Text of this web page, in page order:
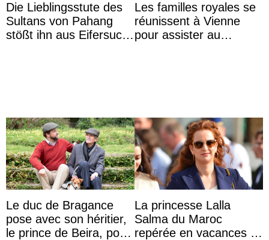
Die Lieblingsstute des
Sultans von Pahang
stößt ihn aus Eifersucht
Les familles royales se
réunissent à Vienne
pour assister au
Le duc de Bragance
pose avec son héritier,
le prince de Beira, pour
La princesse Lalla
Salma du Maroc
repérée en vacances à